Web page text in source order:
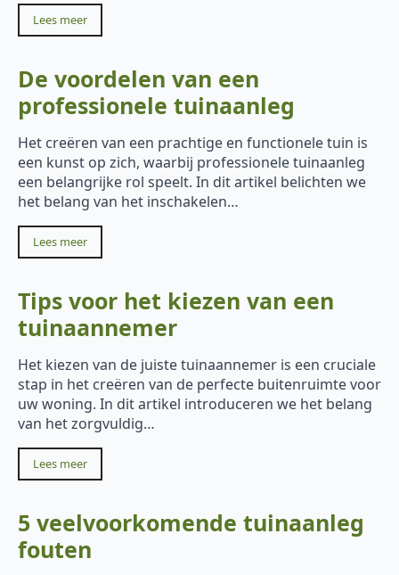
Lees meer
De voordelen van een
professionele tuinaanleg
Het creëren van een prachtige en functionele tuin is
een kunst op zich, waarbij professionele tuinaanleg
een belangrijke rol speelt. In dit artikel belichten we
het belang van het inschakelen…
Lees meer
Tips voor het kiezen van een
tuinaannemer
Het kiezen van de juiste tuinaannemer is een cruciale
stap in het creëren van de perfecte buitenruimte voor
uw woning. In dit artikel introduceren we het belang
van het zorgvuldig…
Lees meer
5 veelvoorkomende tuinaanleg
fouten